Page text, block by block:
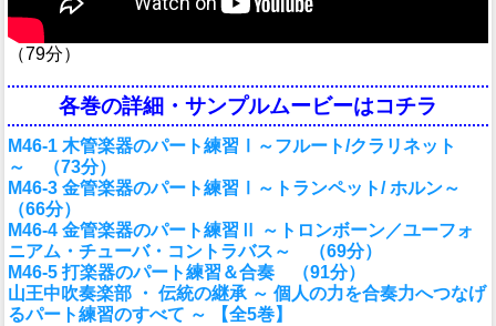
（79分）
各巻の詳細・サンプルムービーはコチラ
M46-1 木管楽器のパート練習Ⅰ～フルート/クラリネット
～ （73分）
M46-3 金管楽器のパート練習Ⅰ～トランペット/ ホルン～
（66分）
M46-4 金管楽器のパート練習Ⅱ ～トロンボーン／ユーフォ
ニアム・チューバ・コントラバス～ （69分）
M46-5 打楽器のパート練習＆合奏 （91分）
山王中吹奏楽部 ・ 伝統の継承 ～ 個人の力を合奏力へつなげ
るパート練習のすべて ～ 【全5巻】